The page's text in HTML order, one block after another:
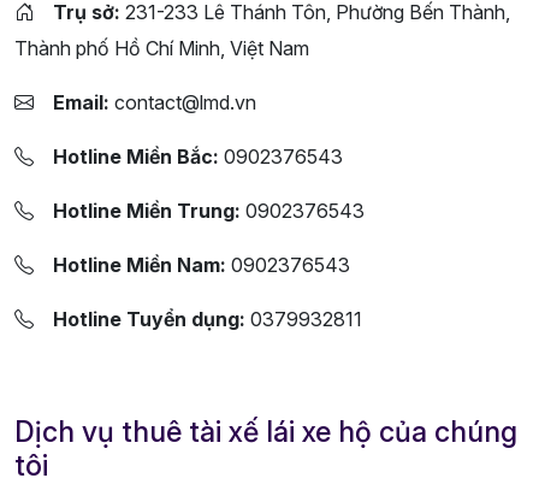
Trụ sở: 231-233 Lê Thánh Tôn, Phường Bến Thành,
Thành phố Hồ Chí Minh, Việt Nam
Email: contact@lmd.vn
Hotline Miền Bắc: 0902376543
Hotline Miền Trung: 0902376543
Hotline Miền Nam: 0902376543
Hotline Tuyển dụng: 0379932811
Dịch vụ thuê tài xế lái xe hộ của chúng
tôi